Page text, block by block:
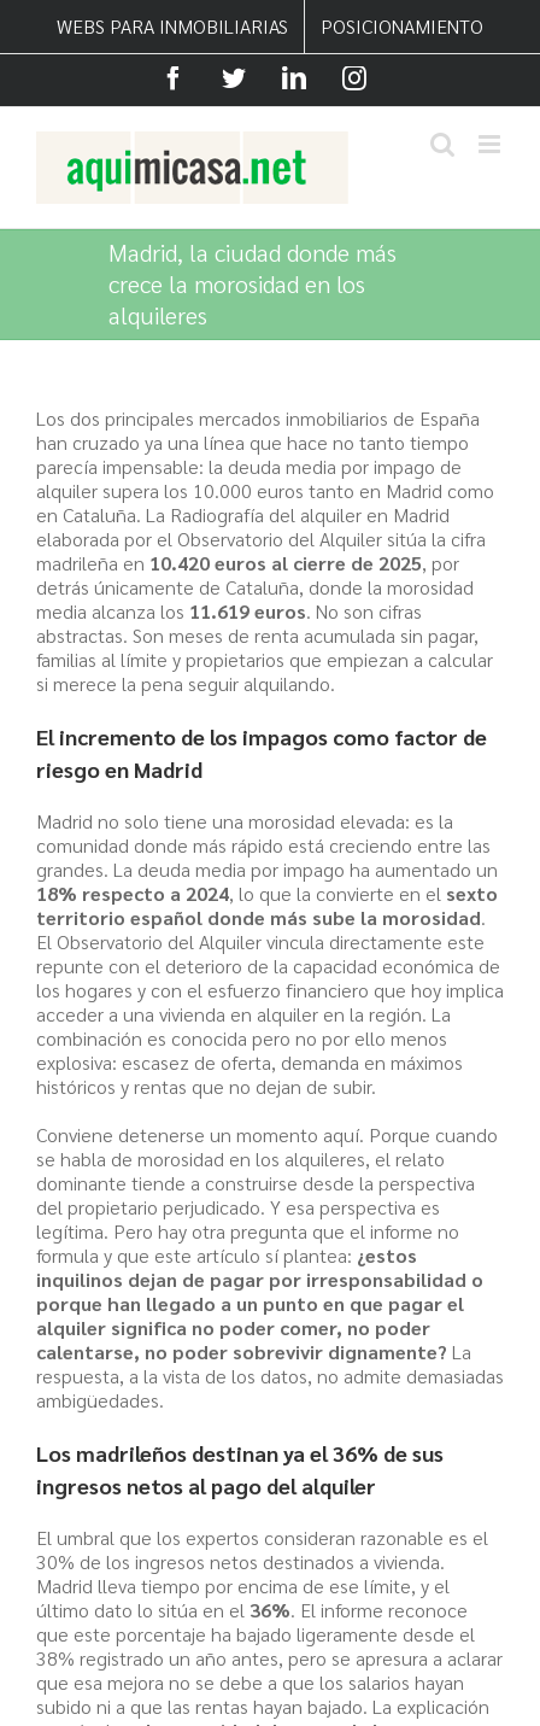
contenido
WEBS PARA INMOBILIARIAS
POSICIONAMIENTO
FacebookTwitterLinkedInInstagram
Madrid, la ciudad donde más
crece la morosidad en los
alquileres
Los dos principales mercados inmobiliarios de España
han cruzado ya una línea que hace no tanto tiempo
parecía impensable: la deuda media por impago de
alquiler supera los 10.000 euros tanto en Madrid como
en Cataluña. La Radiografía del alquiler en Madrid
elaborada por el Observatorio del Alquiler sitúa la cifra
madrileña en 10.420 euros al cierre de 2025, por
detrás únicamente de Cataluña, donde la morosidad
media alcanza los 11.619 euros. No son cifras
abstractas. Son meses de renta acumulada sin pagar,
familias al límite y propietarios que empiezan a calcular
si merece la pena seguir alquilando.
El incremento de los impagos como factor de
riesgo en Madrid
Madrid no solo tiene una morosidad elevada: es la
comunidad donde más rápido está creciendo entre las
grandes. La deuda media por impago ha aumentado un
18% respecto a 2024, lo que la convierte en el sexto
territorio español donde más sube la morosidad.
El Observatorio del Alquiler vincula directamente este
repunte con el deterioro de la capacidad económica de
los hogares y con el esfuerzo financiero que hoy implica
acceder a una vivienda en alquiler en la región. La
combinación es conocida pero no por ello menos
explosiva: escasez de oferta, demanda en máximos
históricos y rentas que no dejan de subir.
Conviene detenerse un momento aquí. Porque cuando
se habla de morosidad en los alquileres, el relato
dominante tiende a construirse desde la perspectiva
del propietario perjudicado. Y esa perspectiva es
legítima. Pero hay otra pregunta que el informe no
formula y que este artículo sí plantea: ¿estos
inquilinos dejan de pagar por irresponsabilidad o
porque han llegado a un punto en que pagar el
alquiler significa no poder comer, no poder
calentarse, no poder sobrevivir dignamente? La
respuesta, a la vista de los datos, no admite demasiadas
ambigüedades.
Los madrileños destinan ya el 36% de sus
ingresos netos al pago del alquiler
El umbral que los expertos consideran razonable es el
30% de los ingresos netos destinados a vivienda.
Madrid lleva tiempo por encima de ese límite, y el
último dato lo sitúa en el 36%. El informe reconoce
que este porcentaje ha bajado ligeramente desde el
38% registrado un año antes, pero se apresura a aclarar
que esa mejora no se debe a que los salarios hayan
subido ni a que las rentas hayan bajado. La explicación